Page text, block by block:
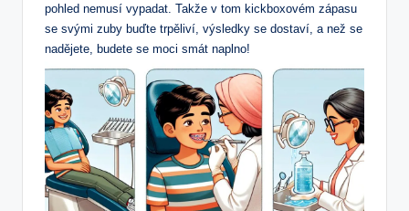
pohled nemusí vypadat. Takže v tom kickboxovém zápasu
se svými zuby buďte trpěliví, výsledky se dostaví, a než se
nadějete, budete se moci smát naplno!